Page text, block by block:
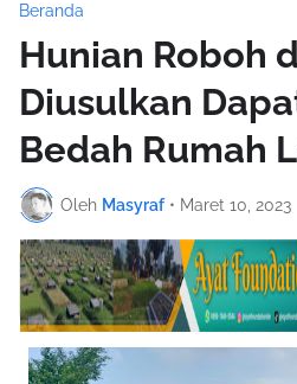
Beranda
Hunian Roboh
Diusulkan
Bedah Rumah
Oleh Masyraf • Maret 10, 2023